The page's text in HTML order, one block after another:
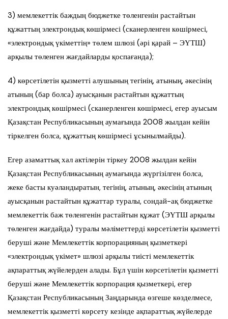
3) мемлекеттік баждың бюджетке төленгенін растайтын
құжаттың электрондық көшірмесі (сканерленген көшірмесі,
«электрондық үкіметтің» төлем шлюзі (әрі қарай – ЭҮТШ)
арқылы төленген жағдайларды қоспағанда);
4) көрсетілетін қызметті алушының тегінің, атының, әкесінің
атының (бар болса) ауысқанын растайтын құжаттың
электрондық көшірмесі (сканерленген көшірмесі, егер ауысым
Қазақстан Республикасының аумағында 2008 жылдан кейін
тіркелген болса, құжаттың көшірмесі ұсынылмайды).
Егер азаматтық хал актілерін тіркеу 2008 жылдан кейін
Қазақстан Республикасының аумағында жүргізілген болса,
жеке басты куәландыратын, тегінің, атының, әкесінің атының
ауысқанын растайтын құжаттар туралы, сондай-ақ бюджетке
мемлекеттік баж төленгенін растайтын құжат (ЭҮТШ арқылы
төленген жағдайда) туралы мәліметтерді көрсетілетін қызметті
беруші және Мемлекеттік корпорацияның қызметкері
«электрондық үкімет» шлюзі арқылы тиісті мемлекеттік
ақпараттық жүйелерден алады. Бұл үшін көрсетілетін қызметті
беруші және Мемлекеттік корпорация қызметкері, егер
Қазақстан Республикасының Заңдарында өзгеше көзделмесе,
мемлекеттік қызметті көрсету кезінде ақпараттық жүйелерде